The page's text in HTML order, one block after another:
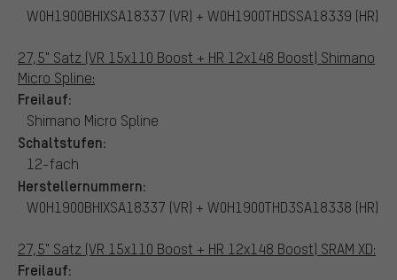
W0H1900BHIXSA18337 (VR) + W0H1900THDSSA18339 (HR)
27,5" Satz (VR 15x110 Boost + HR 12x148 Boost) Shimano
Micro Spline:
Freilauf:
Shimano Micro Spline
Schaltstufen:
12-fach
Herstellernummern:
W0H1900BHIXSA18337 (VR) + W0H1900THD3SA18338 (HR)
27,5" Satz (VR 15x110 Boost + HR 12x148 Boost) SRAM XD:
Freilauf: